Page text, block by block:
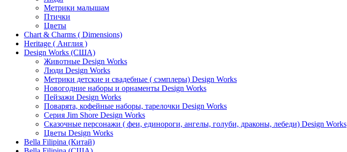
Метрики малышам
Птички
Цветы
Chart & Charms ( Dimensions)
Heritage ( Англия )
Design Works (США)
Животные Design Works
Люди Design Works
Метрики детские и свадебные ( сэмплеры) Design Works
Новогодние наборы и орнаменты Design Works
Пейзажи Design Works
Поварята, кофейные наборы, тарелочки Design Works
Серия Jim Shore Design Works
Сказочные персонажи ( феи, единороги, ангелы, голуби, драконы, лебеди) Design Works
Цветы Design Works
Bella Filipina (Китай)